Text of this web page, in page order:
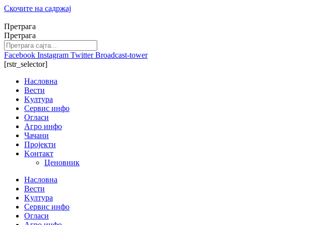
Скочите на садржај
Претрага
Претрага
Facebook Instagram Twitter Broadcast-tower
[rstr_selector]
Насловна
Вести
Kултура
Сервис инфо
Огласи
Агро инфо
Чачани
Пројекти
Kонтакт
Ценовник
Насловна
Вести
Kултура
Сервис инфо
Огласи